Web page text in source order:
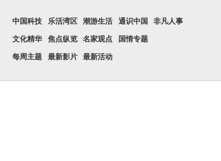
中国科技 乐活湾区 潮游生活 通识中国 非凡人事
文化精华 焦点纵览 名家观点 国情专题
每周主题 最新影片 最新活动